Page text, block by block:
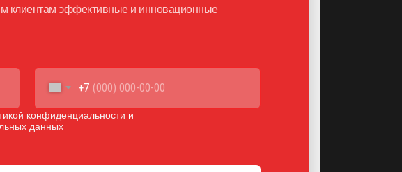
клиентам эффективные и инновационные
+7
конфиденциальности и
данных